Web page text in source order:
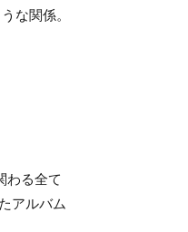
な関係。
わる全て
アルバム